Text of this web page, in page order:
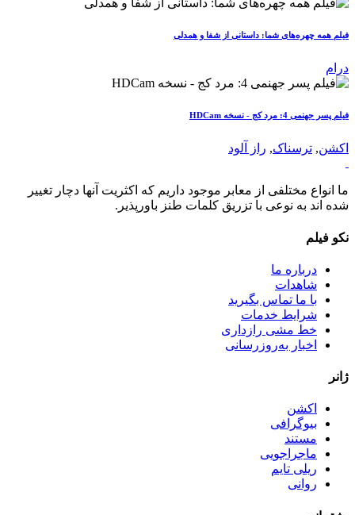
فیلم همه چهره‌های شما: داستانی از شفا و همدلی
درام
فیلم پسر جهنمی 4: مرد کج - نسخه HDCam
اکشن, ترسناک, راز آلود
ما انواع مختلفی از معابر موجود داریم که اکثریت آنها دچار تغییر
شده اند به نوعی با تزریق کلمات طنز باورپذیر.
نکو فیلم
درباره ما
شاهدات
با ما تماس بگیرید
شرایط خدمات
خط مشی رازداری
اخبار به‌روزرسانی
ژانر
اکشن
بیوگرافی
مستند
ماجراجویی
ریلی تایم
روانی